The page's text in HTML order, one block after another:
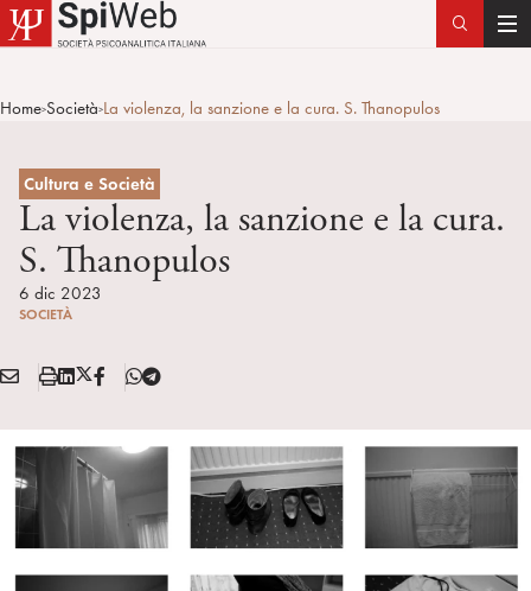
T
o
n
Home>Società>La violenza, la sanzione e la cura. S. Thanopulos
Cultura e Società
La violenza, la sanzione e la cura.
S. Thanopulos
6 dic 2023
SOCIETÀ
Condividi:
E
A
S
a
L
n
i
n
X
T
w
t
e
F
T
l
e
r
a
m